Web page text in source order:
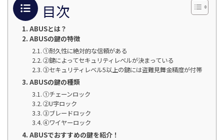
目次
ABUSとは？
ABUSの鍵の特徴
①耐久性に絶対的な信頼がある
②鍵によってセキュリティレベルが決まっている
③セキュリティレベル5以上の鍵には盗難見舞金精度が付帯
ABUSの鍵の種類
①チェーンロック
②U字ロック
③ブレードロック
④ワイヤーロック
ABUSでおすすめの鍵を紹介！